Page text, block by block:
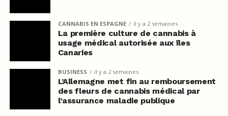
CANNABIS EN ESPAGNE il y a 2 semaines
La première culture de cannabis à
usage médical autorisée aux îles
Canaries
BUSINESS il y a 2 semaines
L’Allemagne met fin au remboursement
des fleurs de cannabis médical par
l’assurance maladie publique